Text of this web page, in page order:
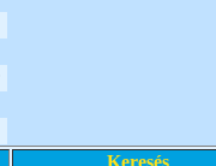
Keresés